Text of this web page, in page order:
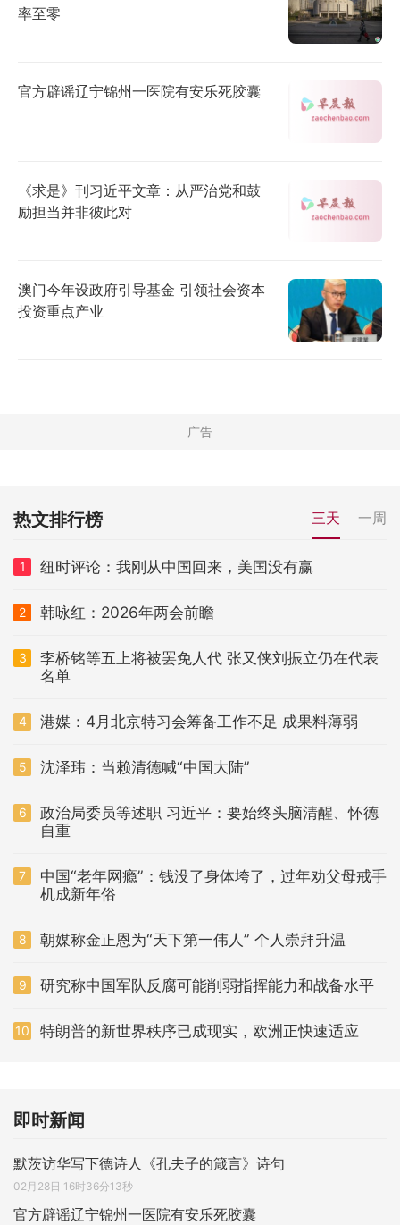
率至零
官方辟谣辽宁锦州一医院有安乐死胶囊
《求是》刊习近平文章：从严治党和鼓
励担当并非彼此对
澳门今年设政府引导基金 引领社会资本
投资重点产业
热文排行榜 三天 一周
1 纽时评论：我刚从中国回来，美国没有赢
2 韩咏红：2026年两会前瞻
3
李桥铭等五上将被罢免人代 张又侠刘振立仍在代表
名单
4 港媒：4月北京特习会筹备工作不足 成果料薄弱
5 沈泽玮：当赖清德喊“中国大陆”
6
政治局委员等述职 习近平：要始终头脑清醒、怀德
自重
7
中国“老年网瘾”：钱没了身体垮了，过年劝父母戒手
机成新年俗
8 朝媒称金正恩为“天下第一伟人” 个人崇拜升温
9 研究称中国军队反腐可能削弱指挥能力和战备水平
10 特朗普的新世界秩序已成现实，欧洲正快速适应
即时新闻
默茨访华写下德诗人《孔夫子的箴言》诗句
02月28日 16时36分13秒
官方辟谣辽宁锦州一医院有安乐死胶囊